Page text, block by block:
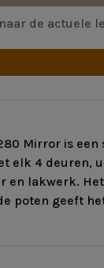
de actuele
Mirror is een
elk 4 deuren,
en lakwerk.
poten geeft